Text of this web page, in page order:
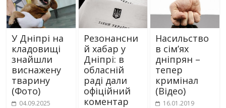
У Дніпрі на
кладовищі
знайшли
виснажену
тварину
(Фото)
04.09.2025
Резонансни
й хабар у
Дніпрі: в
обласній
раді дали
офіційний
коментар
Насильство
в сім’ях
дніпрян –
тепер
кримінал
(Відео)
16.01.2019